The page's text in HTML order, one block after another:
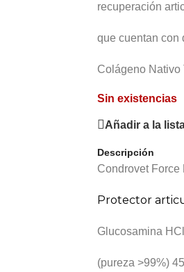
recuperación
que cuentan con
Colágeno Nativo
Sin existencias
Añadir a la
Descripción
Condrovet Force
Protector
Glucosamina HCl
(pureza >99%)